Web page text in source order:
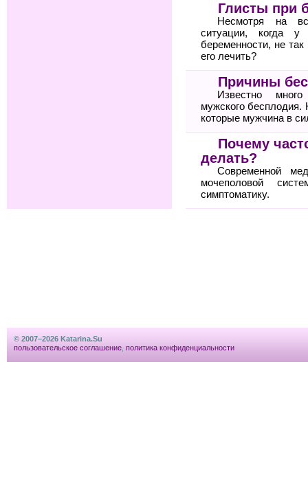
Глисты при
Несмотря на
ситуации, когда
беременности, не
его лечить?
Причины
Известно
мужского бесплодия.
которые мужчина в
Почему
делать?
Современной
мочеполовой
симптоматику.
© 2007–2026 Katarina.Su
пользовательское соглашение политика конфиденциальности